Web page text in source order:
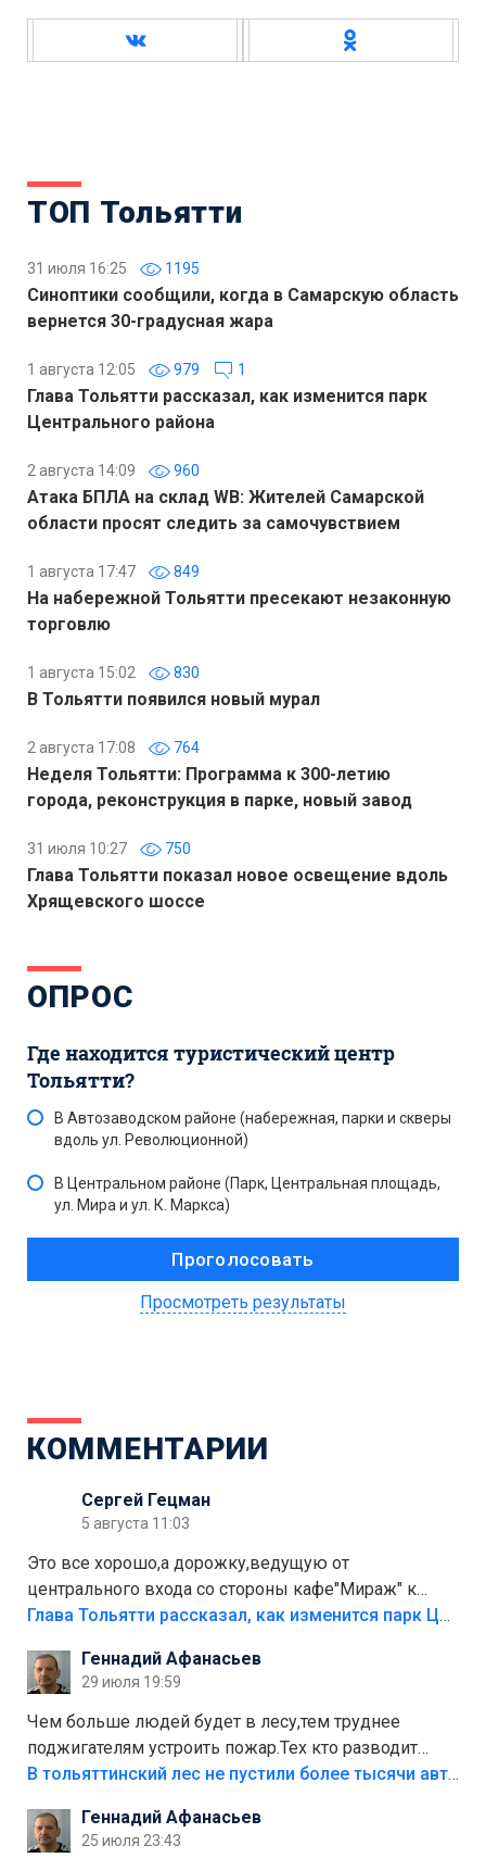
ТОП Тольятти
31 июля 16:25 1195
Синоптики сообщили, когда в Самарскую область
вернется 30-градусная жара
1 августа 12:05 979 1
Глава Тольятти рассказал, как изменится парк
Центрального района
2 августа 14:09 960
Атака БПЛА на склад WB: Жителей Самарской
области просят следить за самочувствием
1 августа 17:47 849
На набережной Тольятти пресекают незаконную
торговлю
1 августа 15:02 830
В Тольятти появился новый мурал
2 августа 17:08 764
Неделя Тольятти: Программа к 300-летию
города, реконструкция в парке, новый завод
31 июля 10:27 750
Глава Тольятти показал новое освещение вдоль
Хрящевского шоссе
ОПРОС
Где находится туристический центр
Тольятти?
В Автозаводском районе (набережная, парки и скверы
вдоль ул. Революционной)
В Центральном районе (Парк, Центральная площадь,
ул. Мира и ул. К. Маркса)
Просмотреть результаты
КОММЕНТАРИИ
Сергей Гецман
5 августа 11:03
Это все хорошо,а дорожку,ведущую от
центрального входа со стороны кафе"Мираж" к
аттракционам слабо доделать?А то бордюры
лежала в парке и испортилась.Да еще,видимо,часть
украли.
Глава Тольятти рассказал, как изменится парк Центрального района
Геннадий Афанасьев
29 июля 19:59
Чем больше людей будет в лесу,тем труднее
поджигателям устроить пожар.Тех кто разводит
костры,тех надо безбожно штрафовать.Камер полно
Штрафы мизерные.
В тольяттинский лес не пустили более тысячи автомобилей
Геннадий Афанасьев
25 июля 23:43